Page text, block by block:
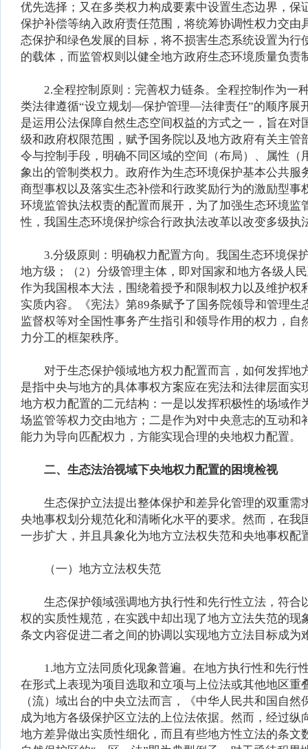
优先选择；又在多类权力构成要素中设置生态边界，
保护补偿等纳入政府责任范围，将统筹协调性权力交
态保护和绿色发展的目标，将不损害生态系统设置为
的载体，而监管权则以健全地方政府生态环境质量负责
2.全程控制原则：完善权力链条。全程控制作为一
类法律遵循“设立规划—保护管理—法律责任”的顺序展
是运用公法保障自然生态空间权益的方式之一，旨在
级和政府权限范围，赋予国务院以及地方政府有关主
令与控制手段，明确不同区域的空间（布局）、属性
象出的管制类权力。政府作为生态环境保护基本公共
商型事权以及落实生态补偿和行政奖励行为的激励型
环境监管执法权责的配置而展开，为了加强生态环境
性，我国生态环境保护综合行政执法改革以改变多级
3.分级原则：明确权力配置方向。我国生态环境保
地方级；（2）分级管理主体，即对国家和地方各级人
作为我国根本大法，围绕着授予和限制权力以及维护
实质内容。《宪法》第89条赋予了国务院领导和管理
监督权等对全国性事务产生指引和领导作用的权力，
力分工的框架秩序。
对于生态保护领域地方权力配置而言，如何发挥地
是指中央与地方的具体事权方案应在宪法和法律层面
地方权力配置的二元结构：一是以发挥积极性的场域
场监管等权力交由地方；二是作为对中央意志的互动
能力为导向匹配权力，方能实现合理的央地权力配置。
二、生态法治视域下央地权力配置的困境检视
生态保护立法提出整体保护和差异化管理的双重需
央地事权划分规范化和清晰化水平的要求。然而，在
一步扩大，并且具象化为地方立法权失范和央地事权配
（一）地方立法权失范
生态保护领域强调地方执行性和先行性立法，符合
权的实质性规范，在实践中却出现了地方立法失范的
条文内容促进二者之间的协调以实现地方立法目标成为
1.地方立法同质化现象普遍。在地方执行性和先行
在形式上表现为项目选取和立项与上位法或其他地区
（流）域出台的中央立法而言，《中华人民共和国自
成为地方各级保护区立法的上位法依据。然而，经过
地方差异做出实质性细化，而且有些地方性立法的条